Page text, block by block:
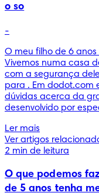
o so
-
O meu filho de 6
Vivemos numa casa
com a segurança
para . Em dodot.com
dúvidas acerca da
desenvolvido por
Ler mais
Ver artigos
2 min de leitura
O que podemos
de 5 anos tenha